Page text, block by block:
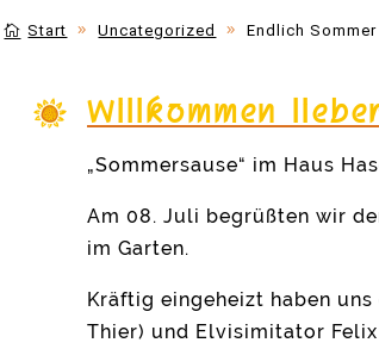
Start Uncategorized Endlich
Willkommen
„Sommersause“ im Haus
Am 08. Juli begrüßten wir
im Garten.
Kräftig eingeheizt haben
Thier) und Elvisimitator Felix